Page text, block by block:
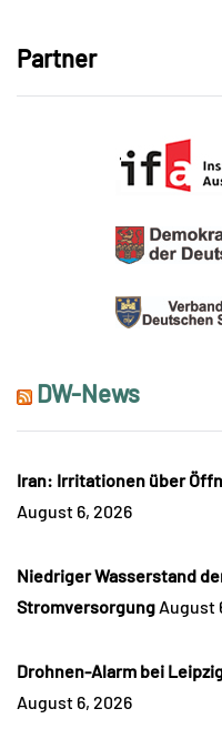
Partner
DW-News
Iran: Irritationen über
August 6, 2026
Niedriger Wasserstand
Stromversorgung August
Drohnen-Alarm bei
August 6, 2026